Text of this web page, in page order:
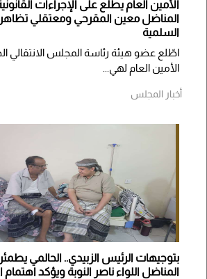
الأمين العام يطلع على الإجراءات
المناضل معين المقرحي ومعتقلي
السلمية
اطّلع عضو هيئة رئاسة المجلس الانتقالي
الأمين العام لهي...
أخبار المجلس
بتوجيهات الرئيس الزبيدي.. الحالمي
المناضل اللواء ناصر النوبة ويؤكد